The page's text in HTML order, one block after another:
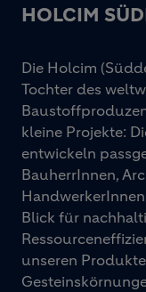
HOLCIM
Die Holcim
Tochter des
kleine Projekte:
entwickeln
BauherrInnen,
Blick für
unseren